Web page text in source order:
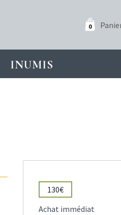
0
INUMIS
130€
Achat immédiat